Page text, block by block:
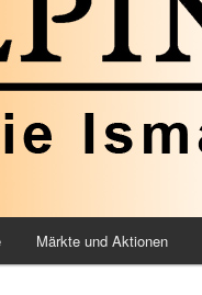
Märkte und Aktionen